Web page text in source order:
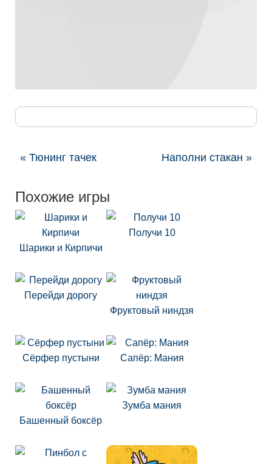
« Тюнинг тачек Наполни стакан »
Похожие игры
Шарики и Кирпичи
Получи 10
Перейди дорогу
Фруктовый ниндзя
Сёрфер пустыни Сапёр: Мания
Башенный боксёр
Зумба мания